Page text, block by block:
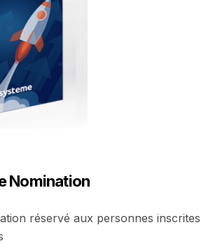
Nomination
réservé aux personnes inscrites